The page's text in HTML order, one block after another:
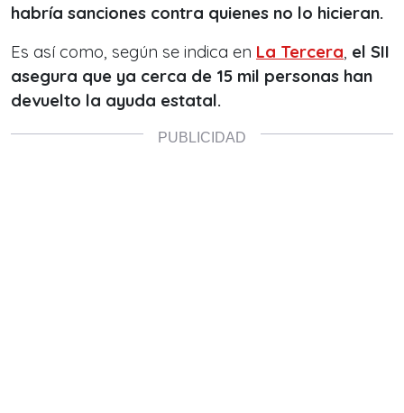
habría sanciones contra quienes no lo hicieran.
Es así como, según se indica en La Tercera, el SII
asegura que ya cerca de 15 mil personas han
devuelto la ayuda estatal.